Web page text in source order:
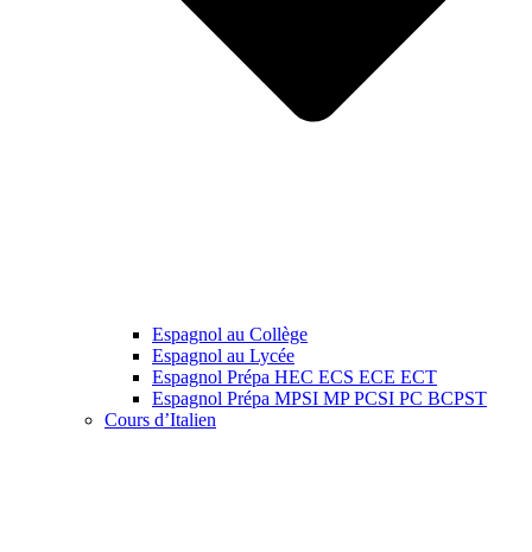
Espagnol au Collège
Espagnol au Lycée
Espagnol Prépa HEC ECS ECE ECT
Espagnol Prépa MPSI MP PCSI PC BCPST
Cours d’Italien